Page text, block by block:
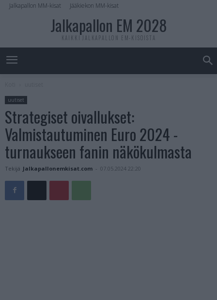
Jalkapallon MM-kisat Jääkiekon MM-kisat
Jalkapallon EM 2028
KAIKKI JALKAPALLON EM-KISOISTA
uutiset
Strategiset oivallukset:
Valmistautuminen Euro 2024 -
turnaukseen fanin näkökulmasta
Tekijä Jalkapallonemkisat.com - 07.05.2024 22:20